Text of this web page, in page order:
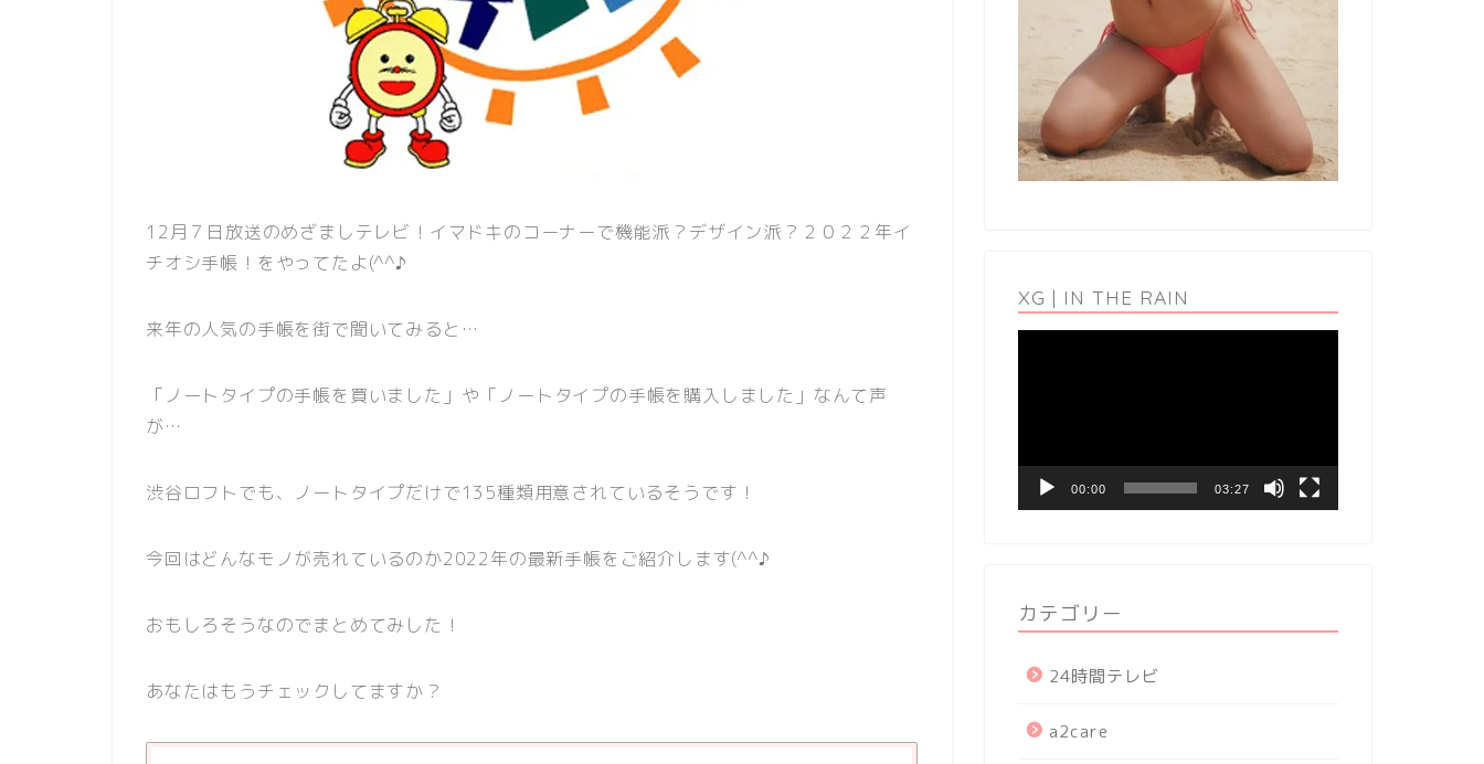
12月７日放送のめざましテレビ！イマドキのコーナーで機能派？デザイン派？２０２２年イ
チオシ手帳！をやってたよ(^^♪
来年の人気の手帳を街で聞いてみると…
「ノートタイプの手帳を買いました」や「ノートタイプの手帳を購入しました」なんて声
が…
渋谷ロフトでも、ノートタイプだけで135種類用意されているそうです！
今回はどんなモノが売れているのか2022年の最新手帳をご紹介します(^^♪
おもしろそうなのでまとめてみした！
あなたはもうチェックしてますか？
XG | IN THE RAIN
ヤ
00:00 03:27
カテゴリー
24時間テレビ
a2care